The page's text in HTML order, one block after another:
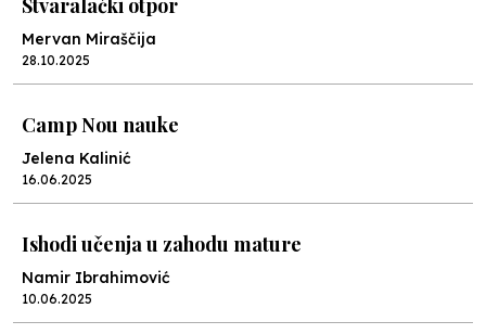
Stvaralački otpor
Mervan Miraščija
28.10.2025
Camp Nou nauke
Jelena Kalinić
16.06.2025
Ishodi učenja u zahodu mature
Namir Ibrahimović
10.06.2025